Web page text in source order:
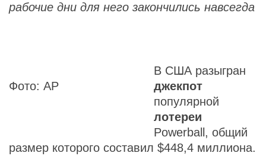
рабочие дни для него закончились навсегда
Фото: AP
В США разыгран
джекпот
популярной
лотереи
Powerball, общий
размер которого составил $448,4 миллиона.